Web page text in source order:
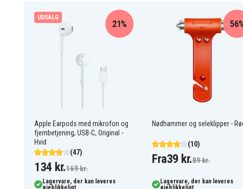
UDSALG
Apple Earpods med mikrofon og
fjernbetjening, USB-C, Original -
Hvid
(47)
21%
134 kr.169 kr.
Lagervare, der kan leveres
Nødhammer og seleklipper -
(10)
Fra39 kr.89 kr.
Lagervare, der kan leveres